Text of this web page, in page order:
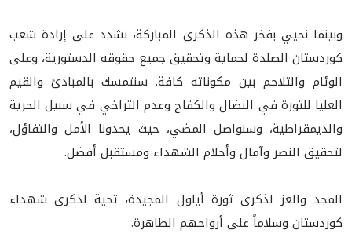
وبينما نحيي بفخر هذه الذكرى المباركة، نشدد على إرادة شعب
كوردستان الصلدة لحماية وتحقيق جميع حقوقه الدستورية، وعلى
الوئام والتلاحم بين مكوناته كافة. سنتمسك بالمبادئ والقيم
العليا للثورة في النضال والكفاح وعدم التراخي في سبيل الحرية
والديمقراطية، وسنواصل المضي، حيث يحدونا الأمل والتفاؤل،
لتحقيق النصر وآمال وأحلام الشهداء ومستقبل أفضل.
المجد والعز لذكرى ثورة أيلول المجيدة، تحية لذكرى شهداء
كوردستان وسلاماً على أرواحهم الطاهرة.